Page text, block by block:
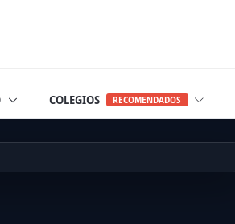
COLEGIOS RECOMENDADOS